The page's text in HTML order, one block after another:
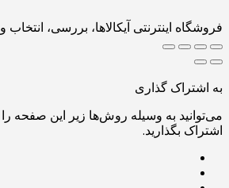
فروشگاه اینترنتی آیکالاها، بررسی، انتخاب
به اشتراک گذاری
می‌توانید به وسیله روش‌ها زیر این صفحه را
اشتراک بگذارید.